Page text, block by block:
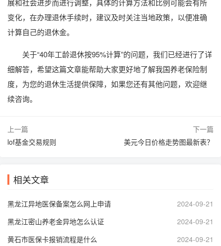
展和社会进步而进行调整，具体的计算方法和比例可能会有所
变化，在办理退休手续时，建议及时关注当地政策，以便准确
计算自己的退休金。
关于“40年工龄退休按95%计算”的问题，我们已经进行了详
细解答，希望这篇文章能帮助大家更好地了解我国养老保险制
度，为您的退休生活提供保障，如果您还有其他问题，欢迎继
续咨询。
上一篇
lof基金交易规则
下一篇
美元今日价格走势图最新表？
相关文章
黑龙江异地医保备案怎么网上申请
2024-09-21
黑龙江密山养老金异地怎么认证
2024-09-21
黄石市医保卡报销流程是什么
2024-09-21